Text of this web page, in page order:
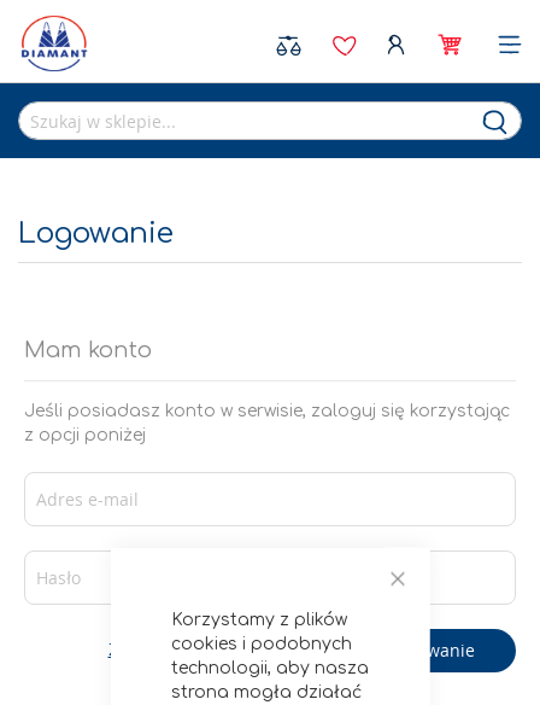
Zamknij
Korzystamy z plików
cookies i podobnych
technologii, aby nasza
strona mogła działać
Logowanie
Mam konto
Jeśli posiadasz konto w serwisie, zaloguj się korzystając
z opcji poniżej
Logowanie
Zapomniałeś hasła?